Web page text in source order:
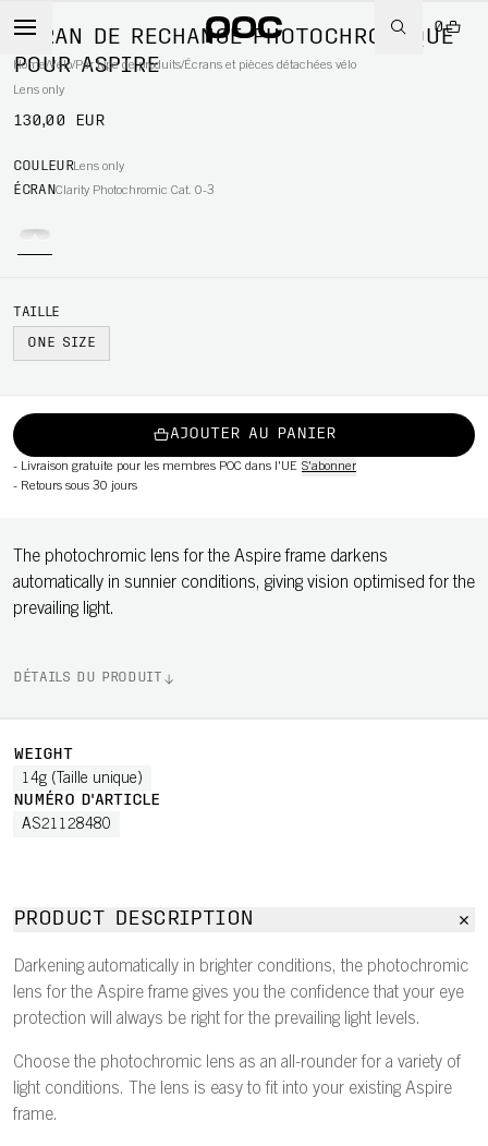
0
Home/Vélo/Par type de produits/Écrans et pièces détachées vélo
ÉCRAN DE RECHANGE PHOTOCHROMIQUE
POUR ASPIRE
Lens only
130,00 EUR
COULEURLens only
ÉCRANClarity Photochromic Cat. 0-3
TAILLE
ONE SIZE
AJOUTER AU PANIER
- Livraison gratuite pour les membres POC dans l'UE S'abonner
- Retours sous 30 jours
The photochromic lens for the Aspire frame darkens
automatically in sunnier conditions, giving vision optimised for the
prevailing light.
DÉTAILS DU PRODUIT
WEIGHT
14g (Taille unique)
NUMÉRO D'ARTICLE
AS21128480
PRODUCT DESCRIPTION
Darkening automatically in brighter conditions, the photochromic
lens for the Aspire frame gives you the confidence that your eye
protection will always be right for the prevailing light levels.
Choose the photochromic lens as an all-rounder for a variety of
light conditions. The lens is easy to fit into your existing Aspire
frame.